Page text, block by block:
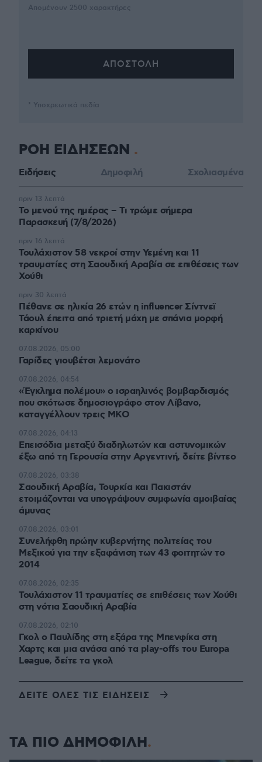
Απομένουν 2500 χαρακτήρες
* Υποχρεωτικά πεδία
ΡΟΗ ΕΙΔΗΣΕΩΝ
Ειδήσεις Δημοφιλή Σχολιασμένα
Το μενού της ημέρας – Τι τρώμε σήμερα
Παρασκευή (7/8/2026)
πριν 13 λεπτά
Τουλάχιστον 58 νεκροί στην Υεμένη και 11
τραυματίες στη Σαουδική Αραβία σε επιθέσεις των
Χούθι
πριν 16 λεπτά
Πέθανε σε ηλικία 26 ετών η influencer Σίντνεϊ
Τάουλ έπειτα από τριετή μάχη με σπάνια μορφή
καρκίνου
πριν 30 λεπτά
Γαρίδες γιουβέτσι λεμονάτο
07.08.2026, 05:00
«Έγκλημα πολέμου» ο ισραηλινός βομβαρδισμός
που σκότωσε δημοσιογράφο στον Λίβανο,
καταγγέλλουν τρεις ΜΚΟ
07.08.2026, 04:54
Επεισόδια μεταξύ διαδηλωτών και αστυνομικών
έξω από τη Γερουσία στην Αργεντινή, δείτε βίντεο
07.08.2026, 04:13
Σαουδική Αραβία, Τουρκία και Πακιστάν
ετοιμάζονται να υπογράψουν συμφωνία αμοιβαίας
άμυνας
07.08.2026, 03:38
Συνελήφθη πρώην κυβερνήτης πολιτείας του
Μεξικού για την εξαφάνιση των 43 φοιτητών το
2014
07.08.2026, 03:01
Τουλάχιστον 11 τραυματίες σε επιθέσεις των Χούθι
στη νότια Σαουδική Αραβία
07.08.2026, 02:35
Γκολ ο Παυλίδης στη εξάρα της Μπενφίκα στη
Χαρτς και μια ανάσα από τα play-offs του Europa
League, δείτε τα γκολ
07.08.2026, 02:10
ΔΕΙΤΕ ΟΛΕΣ ΤΙΣ ΕΙΔΗΣΕΙΣ
ΤΑ ΠΙΟ ΔΗΜΟΦΙΛΗ